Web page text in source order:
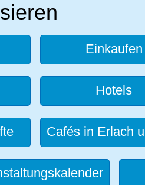
Einkaufen
Hotels
Cafés in Erlach